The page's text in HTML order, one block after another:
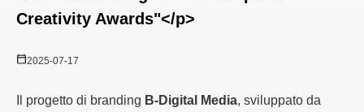
Creativity Awards"</p>
2025-07-17
Il progetto di branding B-Digital Media, sviluppato da